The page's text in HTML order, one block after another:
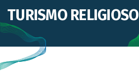
TURISMO RELIGIOSO